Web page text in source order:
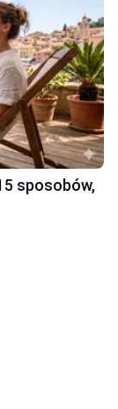
sposobów,